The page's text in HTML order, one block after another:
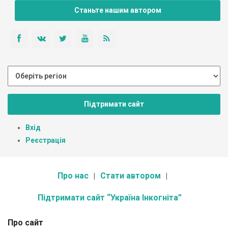
Станьте нашим автором
Підтримати сайт
Вхід
Реєстрація
Про нас Стати автором
Підтримати сайт “Україна Інкогніта”
Про сайт